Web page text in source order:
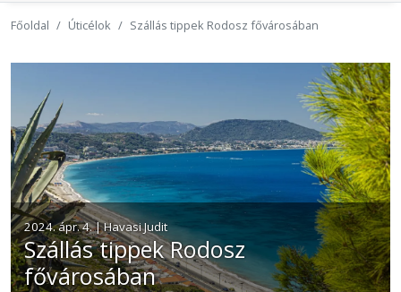
Főoldal Úticélok Szállás tippek Rodosz fővárosában
2024. ápr. 4. | Havasi Judit
Szállás tippek Rodosz
fővárosában